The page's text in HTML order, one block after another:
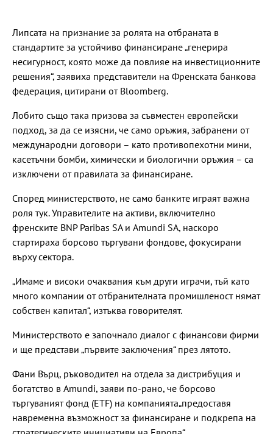
Липсата на признание за ролята на отбраната в
стандартите за устойчиво финансиране „генерира
несигурност, която може да повлияе на инвестиционните
решения“, заявиха представители на Френската банкова
федерация, цитирани от Bloomberg.
Лобито също така призова за съвместен европейски
подход, за да се изясни, че само оръжия, забранени от
международни договори – като противопехотни мини,
касетъчни бомби, химически и биологични оръжия – са
изключени от правилата за финансиране.
Според министерството, не само банките играят важна
роля тук. Управителите на активи, включително
френските BNP Paribas SA и Amundi SA, наскоро
стартираха борсово търгувани фондове, фокусирани
върху сектора.
„Имаме и високи очаквания към други играчи, тъй като
много компании от отбранителната промишленост нямат
собствен капитал“, изтъква говорителят.
Министерството е започнало диалог с финансови фирми
и ще представи „първите заключения“ през лятото.
Фани Върц, ръководител на отдела за дистрибуция и
богатство в Amundi, заяви по-рано, че борсово
търгуваният фонд (ETF) на компанията„предоставя
навременна възможност за финансиране и подкрепа на